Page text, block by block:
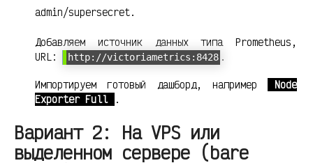
admin/supersecret.
Добавляем источник данных типа Prometheus,
URL:
http://victoriametrics:8428 .
Импортируем готовый дашборд, например
Node
Exporter Full
.
Вариант 2: На VPS или
выделенном сервере (bare